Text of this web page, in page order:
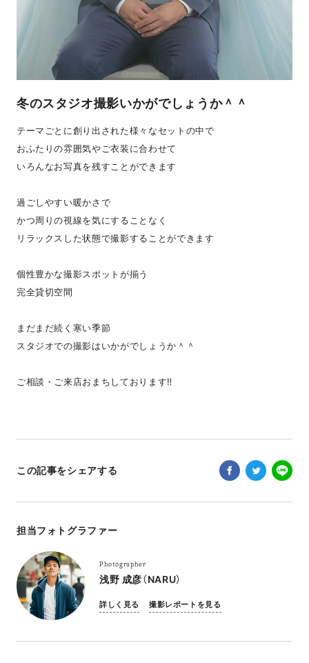
冬のスタジオ撮影いかがでしょうか＾＾
テーマごとに創り出された様々なセットの中で
おふたりの雰囲気やご衣装に合わせて
いろんなお写真を残すことができます
過ごしやすい暖かさで
かつ周りの視線を気にすることなく
リラックスした状態で撮影することができます
個性豊かな撮影スポットが揃う
完全貸切空間
まだまだ続く寒い季節
スタジオでの撮影はいかがでしょうか＾＾
ご相談・ご来店おまちしております‼︎
この記事をシェアする
担当フォトグラファー
Photographer
浅野 成彦（NARU）
詳しく見る 撮影レポートを見る